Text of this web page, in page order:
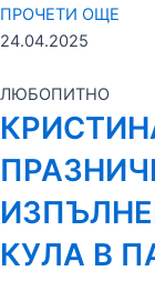
ПРОЧЕТИ ОЩЕ
24.04.2025
ЛЮБОПИТНО
КУЛА В